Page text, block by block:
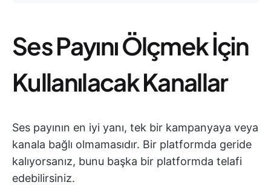
Ses Payını Ölçmek İçin
Kullanılacak Kanallar
Ses payının en iyi yanı, tek bir kampanyaya veya
kanala bağlı olmamasıdır. Bir platformda geride
kalıyorsanız, bunu başka bir platformda telafi
edebilirsiniz.